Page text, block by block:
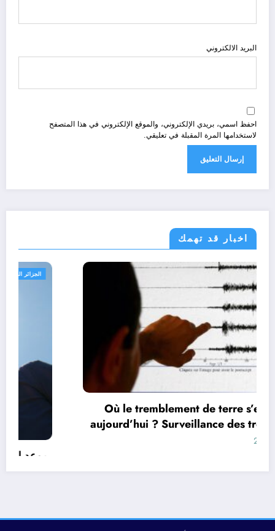
البريد الالكتروني
احفظ اسمي، بريدي الإلكتروني، والموقع الإلكتروني في هذا المتصفح
لاستخدامها المرة المقبلة في تعليقي.
اخبار قد تهمك
الجزائر الحدث
Où le tremblement de terre s’est-il produit
aujourd’hui ? Surveillance des tremblements
de terre dans le monde&
أغسطس 9, 2026